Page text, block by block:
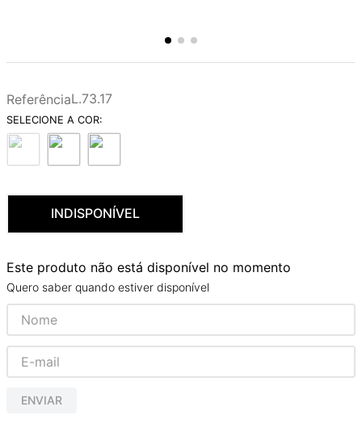
ReferênciaL.73.17
INDISPONÍVEL
Este produto não está disponível no momento
Quero saber quando estiver disponível
ENVIAR